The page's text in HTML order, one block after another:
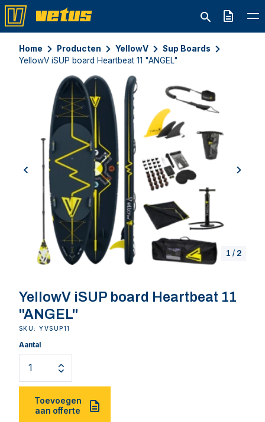
Offerte
Home Producten YellowV
Sup Boards
YellowV iSUP board Heartbeat 11 "ANGEL"
previous next
1 / 2
YellowV iSUP board Heartbeat 11
"ANGEL"
SKU: YVSUP11
Aantal
Toevoegen
aan offerte